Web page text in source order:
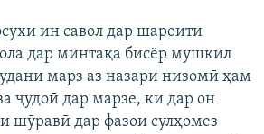
ин савол дар шароити
дар минтақа бисёр мушкил
марз аз назари низомӣ ҳам
ҷудоӣ дар марзе, ки дар он
шӯравӣ дар фазои сулҳомез